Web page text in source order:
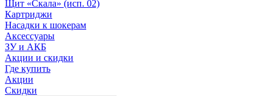
Щит «Скала» (исп. 02)
Картриджи
Насадки к шокерам
Аксессуары
ЗУ и АКБ
Акции и скидки
Где купить
Акции
Скидки